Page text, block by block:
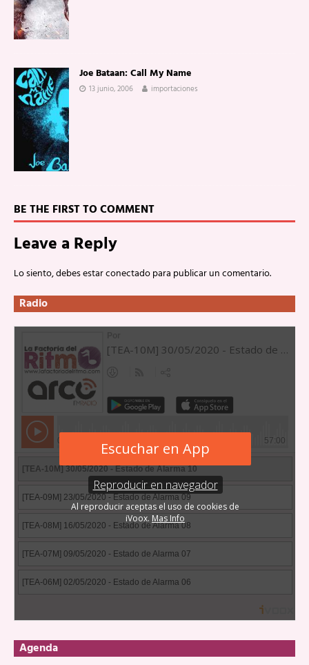
Joe Bataan: Call My Name
13 junio, 2006 importaciones
BE THE FIRST TO COMMENT
Leave a Reply
Lo siento, debes estarconectadopara publicar un comentario.
Radio
Agenda